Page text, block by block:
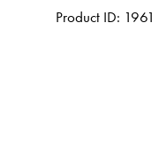
Product ID: 1961